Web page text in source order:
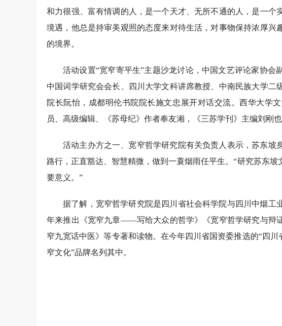
和力很强、富有情调的人，是一个天才、无所不通的人，是一个
境遇，他总是持审美观照的态度来对待生活，对事物保持浓厚兴
的境界。
活动设置“宽窄寄平生”主题沙龙讨论，中国文艺评论家协会
中国词学研究会会长、四川大学文科讲席教授、中南民族大学二
院长阮怡，成都明伦书院院长施文忠展开对话交流。西华大学
员、高级编辑、《苏母纪》作者奉友湘，《三苏学刊》主编刘刚
活动主办方之一、宽窄哲学研究院有关负责人表示，苏东坡
路行，正直豁达、智慧精微，做到一蓑烟雨任平生。“研究苏东
要意义。”
据了解，宽窄哲学研究院是四川省社会科学院与四川中烟工
年来推出《宽窄九章——写给大众的哲学》《宽窄哲学研究与
窄九宽话中医》等专著和读物。在今年四川省国资委推选的“四
窄文化”品牌名列其中。